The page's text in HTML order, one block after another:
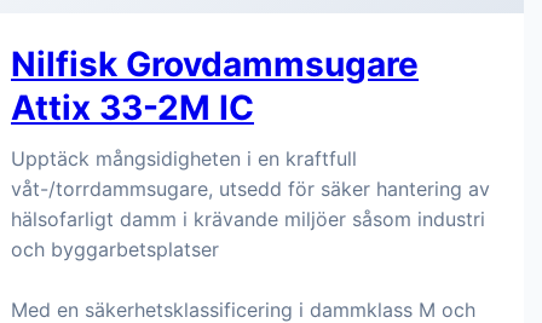
Nilfisk Grovdammsugare
Attix 33-2M IC
Upptäck mångsidigheten i en kraftfull
våt-/torrdammsugare, utsedd för säker hantering av
hälsofarligt damm i krävande miljöer såsom industri
och byggarbetsplatser
Med en säkerhetsklassificering i dammklass M och